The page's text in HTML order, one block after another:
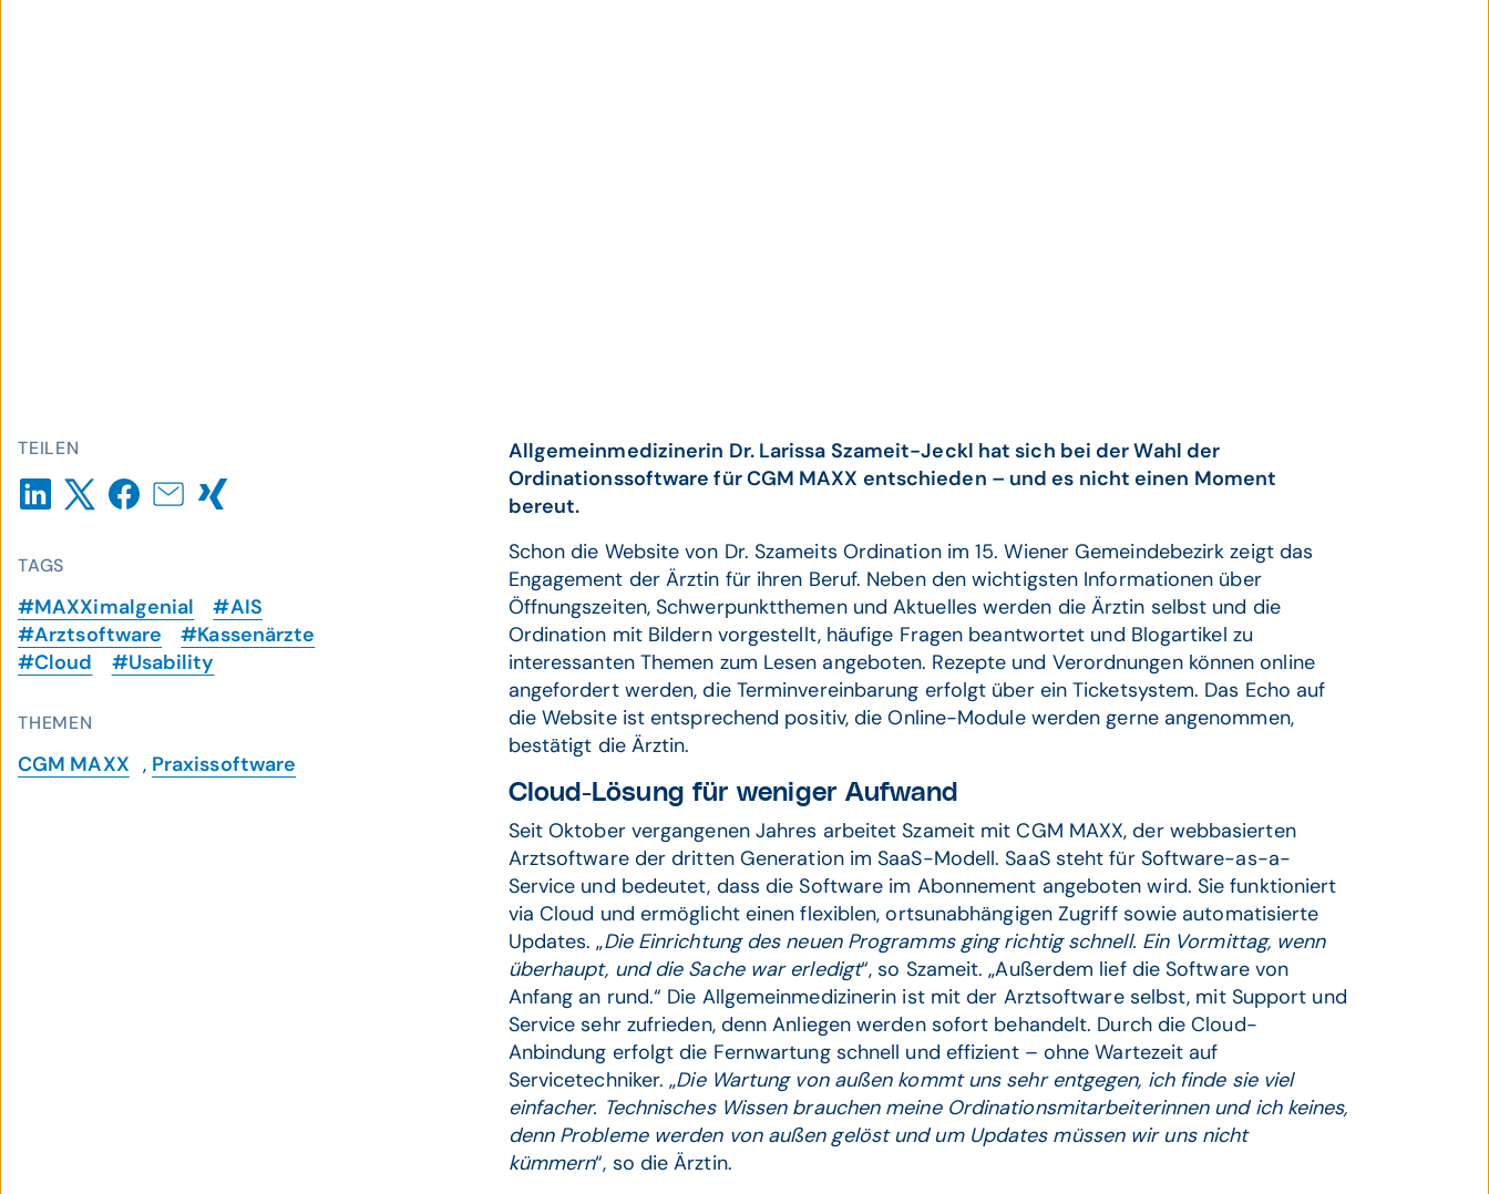
TEILEN
TAGS
#MAXXimalgenial
#AIS
#Arztsoftware
#Kassenärzte
#Cloud
#Usability
THEMEN
CGM MAXX , Praxissoftware
Allgemeinmedizinerin Dr. Larissa Szameit-Jeckl hat sich bei der Wahl der
Ordinationssoftware für CGM MAXX entschieden – und es nicht einen Moment
bereut.
Schon die Website von Dr. Szameits Ordination im 15. Wiener Gemeindebezirk zeigt das
Engagement der Ärztin für ihren Beruf. Neben den wichtigsten Informationen über
Öffnungszeiten, Schwerpunktthemen und Aktuelles werden die Ärztin selbst und die
Ordination mit Bildern vorgestellt, häufige Fragen beantwortet und Blogartikel zu
interessanten Themen zum Lesen angeboten. Rezepte und Verordnungen können online
angefordert werden, die Terminvereinbarung erfolgt über ein Ticketsystem. Das Echo auf
die Website ist entsprechend positiv, die Online-Module werden gerne angenommen,
bestätigt die Ärztin.
Cloud-Lösung für weniger Aufwand
Seit Oktober vergangenen Jahres arbeitet Szameit mit CGM MAXX, der webbasierten
Arztsoftware der dritten Generation im SaaS-Modell. SaaS steht für Software-as-a-
Service und bedeutet, dass die Software im Abonnement angeboten wird. Sie funktioniert
via Cloud und ermöglicht einen flexiblen, ortsunabhängigen Zugriff sowie automatisierte
Updates. „Die Einrichtung des neuen Programms ging richtig schnell. Ein Vormittag, wenn
überhaupt, und die Sache war erledigt“, so Szameit. „Außerdem lief die Software von
Anfang an rund.“ Die Allgemeinmedizinerin ist mit der Arztsoftware selbst, mit Support und
Service sehr zufrieden, denn Anliegen werden sofort behandelt. Durch die Cloud-
Anbindung erfolgt die Fernwartung schnell und effizient – ohne Wartezeit auf
Servicetechniker. „Die Wartung von außen kommt uns sehr entgegen, ich finde sie viel
einfacher. Technisches Wissen brauchen meine Ordinationsmitarbeiterinnen und ich keines,
denn Probleme werden von außen gelöst und um Updates müssen wir uns nicht
kümmern“, so die Ärztin.